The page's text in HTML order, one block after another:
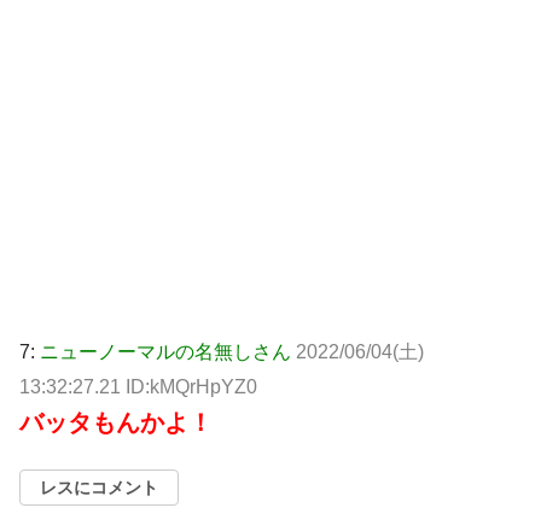
7: ニューノーマルの名無しさん 2022/06/04(土)
13:32:27.21 ID:kMQrHpYZ0
バッタもんかよ！
レスにコメント